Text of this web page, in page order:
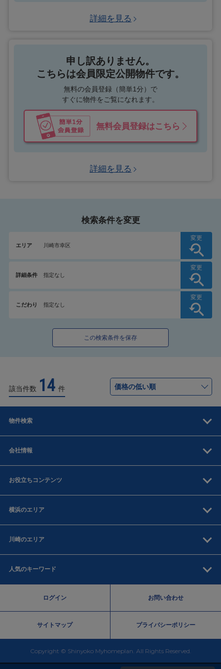
詳細を見る
申し訳ありません。
こちらは会員限定公開物件です。
無料の会員登録（簡単1分）で
すぐに物件をご覧になれます。
無料会員登録はこちら
詳細を見る
検索条件を変更
エリア 川崎市幸区
変更
詳細条件 指定なし
変更
こだわり 指定なし
変更
この検索条件を保存
該当件数 14 件
物件検索
会社情報
お役立ちコンテンツ
横浜のエリア
川崎のエリア
人気のキーワード
ログイン お問い合わせ
サイトマップ プライバシーポリシー
Copyright © Shinyoko Myhomeplan. All Rights Reserved.